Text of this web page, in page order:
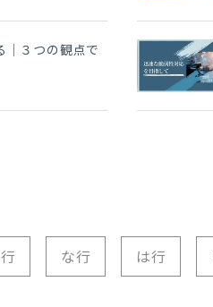
｜３つの観点で
な行 は行